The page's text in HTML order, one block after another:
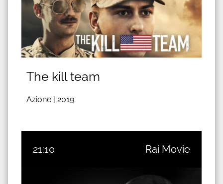
The kill team
Azione | 2019
21:10 Rai Movie